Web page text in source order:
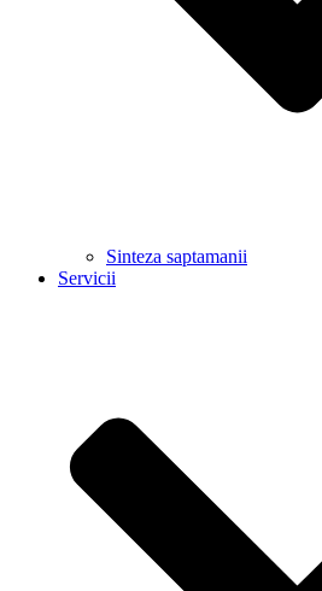
Sinteza saptamanii
Servicii